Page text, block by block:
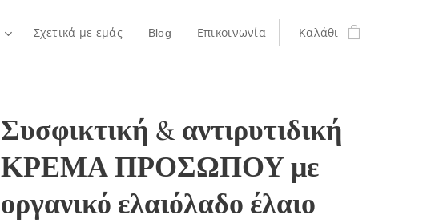
Σχετικά με εμάς Blog Επικοινωνία Καλάθι
Συσφικτική & αντιρυτιδική
ΚΡΕΜΑ ΠΡΟΣΩΠΟΥ με
οργανικό ελαιόλαδο έλαιο